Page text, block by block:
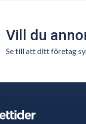
Vill du
Se till att ditt företag